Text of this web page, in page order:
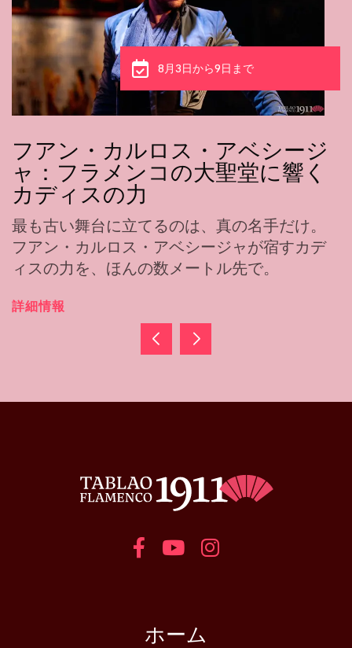
ージ
く
け。
カデ
8月3日から6日まで
カルメン・ヤング：踊り
た優雅さ、タブラオ1911に
フラメンコを学ぶために、彼女は大洋
た。今日、その踊りには、教えること
ない優雅さが宿る。
ホーム